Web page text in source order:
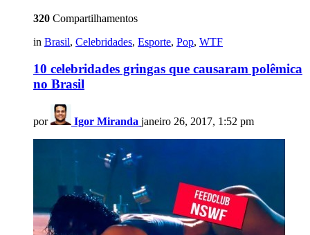
320 Compartilhamentos
in Brasil, Celebridades, Esporte, Pop, WTF
10 celebridades gringas que causaram polêmica
no Brasil
por Igor Miranda janeiro 26, 2017, 1:52 pm